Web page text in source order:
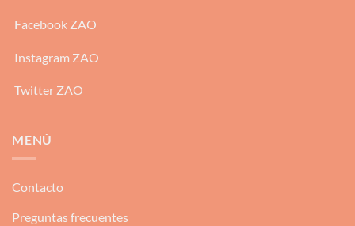
Facebook ZAO
Instagram ZAO
Twitter ZAO
MENÚ
Contacto
Preguntas frecuentes